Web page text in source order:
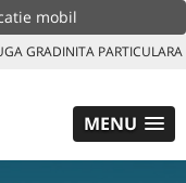
mobil
GRADINITA PARTICULARA
MENU